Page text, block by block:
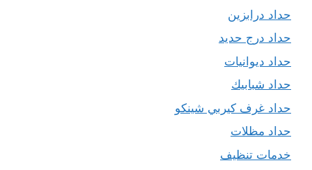
حداد درابزين
حداد درج حديد
حداد ديوانيات
حداد شبابيك
حداد غرف كيربي شينكو
حداد مظلات
خدمات تنظيف